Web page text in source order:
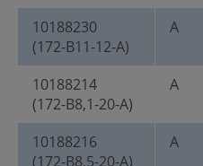
10188230
(172-B11-12-A)
A
10188214
(172-B8,1-20-A)
A
10188216
(172-B8,5-20-A)
A